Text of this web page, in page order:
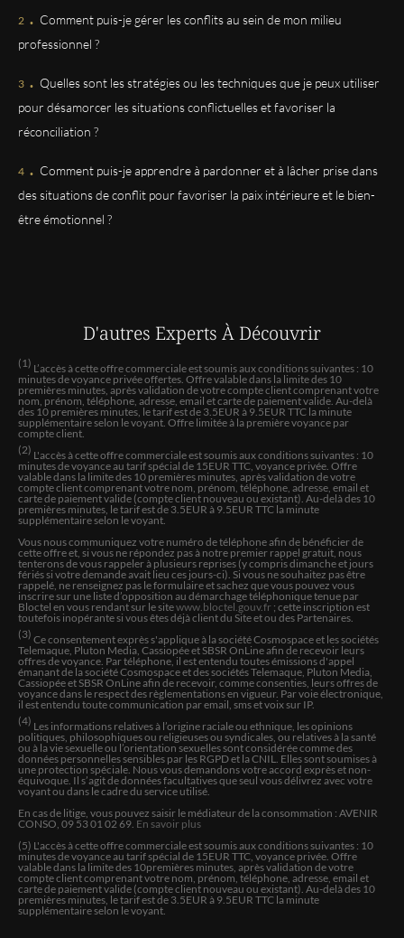
C'est une personne douce, compréhensive, très
MARIE
Bonne éclairage.
est souvent dans la justesse. Merci à elle
HUBERT
oui si cet du concret et ne plus quel comet les erreur du
passe pas de soucis avec aurelie
dominiqueScigliani
J' ai beaucoup aimé notre échange melange d'astrologie,
numérologie et voyance pure. Je reviendrai vers vous
très vite.
CABOUX
Très belle personne et toujours à l ecoute
soeters
Très bonne expérience, Gabriella est toujours de bons
conseils Je la recommande vivement
Sophie
Bonsoir Gabriella, Quel beau moment en votre
compagnie! Vous m’avez enlevé les doutes! Vous savez
les doutes qui engendrent les peurs et vous arrêtent!
Vos réponses ont été très claires Merci Gabriella!
MARIE
Elle est super ! Et très bonne conseillère !
. Comment puis-je gérer les conflits au sein de mon milieu
professionnel ?
. Quelles sont les stratégies ou les techniques que je peux utiliser
pour désamorcer les situations conflictuelles et favoriser la
réconciliation ?
. Comment puis-je apprendre à pardonner et à lâcher prise dans
des situations de conflit pour favoriser la paix intérieure et le bien-
être émotionnel ?
D'autres Experts À Découvrir
(1) L’accès à cette offre commerciale est soumis aux conditions suivantes : 10
minutes de voyance privée offertes. Offre valable dans la limite des 10
premières minutes, après validation de votre compte client comprenant votre
nom, prénom, téléphone, adresse, email et carte de paiement valide. Au-delà
des 10 premières minutes, le tarif est de 3.5EUR à 9.5EUR TTC la minute
supplémentaire selon le voyant. Offre limitée à la première voyance par
compte client.
(2) L'accès à cette offre commerciale est soumis aux conditions suivantes : 10
minutes de voyance au tarif spécial de 15EUR TTC, voyance privée. Offre
valable dans la limite des 10 premières minutes, après validation de votre
compte client comprenant votre nom, prénom, téléphone, adresse, email et
carte de paiement valide (compte client nouveau ou existant). Au-delà des 10
premières minutes, le tarif est de 3.5EUR à 9.5EUR TTC la minute
supplémentaire selon le voyant.
Vous nous communiquez votre numéro de téléphone afin de bénéficier de
cette offre et, si vous ne répondez pas à notre premier rappel gratuit, nous
tenterons de vous rappeler à plusieurs reprises (y compris dimanche et jours
fériés si votre demande avait lieu ces jours-ci). Si vous ne souhaitez pas être
rappelé, ne renseignez pas le formulaire et sachez que vous pouvez vous
inscrire sur une liste d’opposition au démarchage téléphonique tenue par
Bloctel en vous rendant sur le sitewww.bloctel.gouv.fr ; cette inscription est
toutefois inopérante si vous êtes déjà client du Site et ou des Partenaires.
(3) Ce consentement exprès s'applique à la société Cosmospace et les sociétés
Telemaque, Pluton Media, Cassiopée et SBSR OnLine afin de recevoir leurs
offres de voyance. Par téléphone, il est entendu toutes émissions d'appel
émanant de la société Cosmospace et des sociétés Telemaque, Pluton Media,
Cassiopée et SBSR OnLine afin de recevoir, comme consenties, leurs offres de
voyance dans le respect des règlementations en vigueur. Par voie électronique,
il est entendu toute communication par email, sms et voix sur IP.
(4) Les informations relatives à l’origine raciale ou ethnique, les opinions
politiques, philosophiques ou religieuses ou syndicales, ou relatives à la santé
ou à la vie sexuelle ou l’orientation sexuelles sont considérée comme des
données personnelles sensibles par les RGPD et la CNIL. Elles sont soumises à
une protection spéciale. Nous vous demandons votre accord exprès et non-
équivoque. Il s’agit de données facultatives que seul vous délivrez avec votre
voyant ou dans le cadre du service utilisé.
En cas de litige, vous pouvez saisir le médiateur de la consommation : AVENIR
CONSO, 09 53 01 02 69. En savoir plus
(5) L'accès à cette offre commerciale est soumis aux conditions suivantes : 10
minutes de voyance au tarif spécial de 15EUR TTC, voyance privée. Offre
valable dans la limite des 10premières minutes, après validation de votre
compte client comprenant votre nom, prénom, téléphone, adresse, email et
carte de paiement valide (compte client nouveau ou existant). Au-delà des 10
premières minutes, le tarif est de 3.5EUR à 9.5EUR TTC la minute
supplémentaire selon le voyant.